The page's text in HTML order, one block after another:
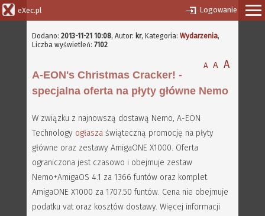
eXec.pl Logowanie
Dodano: 2013-11-21 10:08, Autor: kr, Kategoria: Wydarzenia,
Liczba wyświetleń: 7102
A A A
A-EON's Christmas Cracker! -
specjalna oferta na płyty główne Nemo
W związku z najnowszą dostawą Nemo, A-EON
Technology ogłasza świąteczną promocję na płyty
główne oraz zestawy AmigaONE X1000. Oferta
ograniczona jest czasowo i obejmuje zestaw
Nemo+AmigaOS 4.1 za 1366 funtów oraz komplet
AmigaONE X1000 za 1707.50 funtów. Cena nie obejmuje
podatku vat oraz kosztów dostawy. Więcej informacji